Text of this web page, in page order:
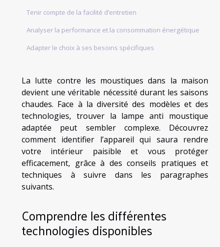
Tenir compte de la facilité d’entretien
Analyser la performance et la consommation énergétique
Adapter le choix à ses besoins spécifiques
La lutte contre les moustiques dans la maison
devient une véritable nécessité durant les saisons
chaudes. Face à la diversité des modèles et des
technologies, trouver la lampe anti moustique
adaptée peut sembler complexe. Découvrez
comment identifier l’appareil qui saura rendre
votre intérieur paisible et vous protéger
efficacement, grâce à des conseils pratiques et
techniques à suivre dans les paragraphes
suivants.
Comprendre les différentes
technologies disponibles